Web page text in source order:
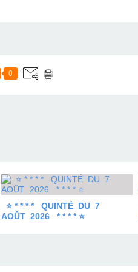
0
⭐ * * * * QUINTÉ DU 7
AOÛT 2026 * * * * ⭐